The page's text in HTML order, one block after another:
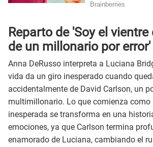
Reparto de 'Soy el
de un millonario por error'
Anna DeRusso interpreta a Luciana
vida da un giro inesperado cuando
accidentalmente de David Carlson, un
multimillonario. Lo que comienza como
inesperada se transforma en una
emociones, ya que Carlson termina
enamorado de Luciana, cambiando el